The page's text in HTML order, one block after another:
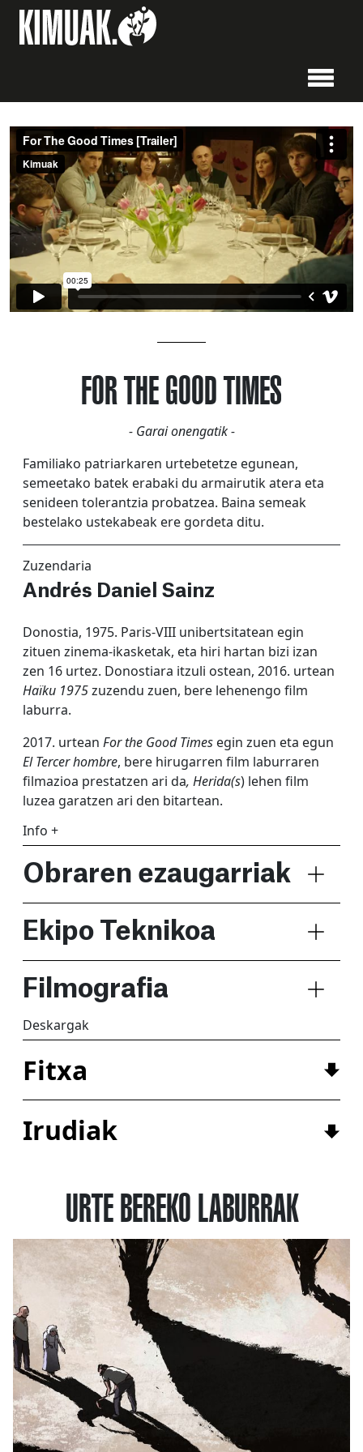
FOR THE GOOD TIMES
- Garai onengatik -
Familiako patriarkaren urtebetetze egunean,
semeetako batek erabaki du armairutik atera eta
senideen tolerantzia probatzea. Baina semeak
bestelako ustekabeak ere gordeta ditu.
Zuzendaria
Andrés Daniel Sainz
Donostia, 1975. Paris-VIII unibertsitatean egin
zituen zinema-ikasketak, eta hiri hartan bizi izan
zen 16 urtez. Donostiara itzuli ostean, 2016. urtean
Haïku 1975zuzendu zuen, bere lehenengo film
laburra.
2017. urtean For the Good Times egin zuen eta egun
El Tercer hombre, bere hirugarren film laburraren
filmazioa prestatzen ari da, Herida(s) lehen film
luzea garatzen ari den bitartean.
Info +
Obraren ezaugarriak
Ekipo Teknikoa
Filmografia
Deskargak
Fitxa
Irudiak
URTE BEREKO LABURRAK